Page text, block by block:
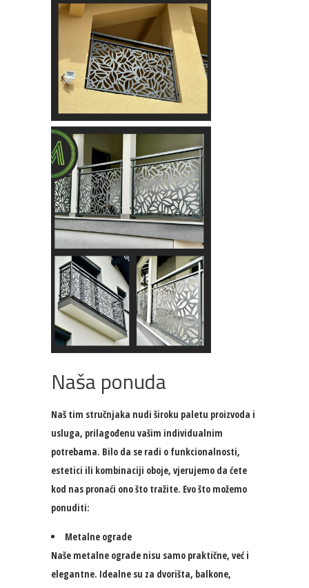
Naša ponuda
Naš tim stručnjaka nudi široku paletu proizvoda i
usluga, prilagođenu vašim individualnim
potrebama. Bilo da se radi o funkcionalnosti,
estetici ili kombinaciji oboje, vjerujemo da ćete
kod nas pronaći ono što tražite. Evo što možemo
ponuditi:
Metalne ograde
Naše metalne ograde nisu samo praktične, već i
elegantne. Idealne su za dvorišta, balkone,